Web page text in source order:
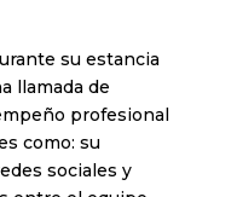
su estancia
llamada de
profesional
como: su
sociales y